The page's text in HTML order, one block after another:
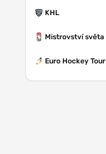
KHL
Mistrovství světa
Euro Hockey Tour